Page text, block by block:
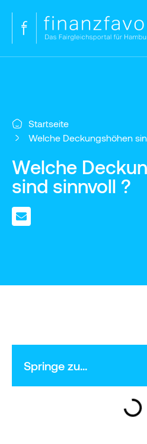
Startseite
Welche Deckungshöhen
Welche
sind sinnvoll ?
Springe zu...